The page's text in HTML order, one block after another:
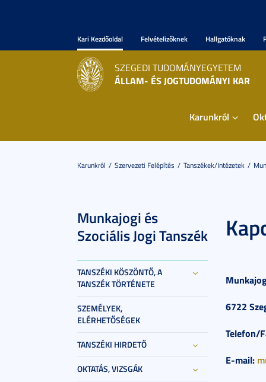
Kari Kezdőoldal Felvételizőknek Hallgatóknak
SZEGEDI TUDOMÁNYEGYETEM
ÁLLAM- ÉS JOGTUDOMÁNYI KAR
Karunkról
Karunkról Szervezeti Felépítés Tanszékek/Intézetek
Munkajogi és
Szociális Jogi Tanszék
TANSZÉKI KÖSZÖNTŐ, A
TANSZÉK TÖRTÉNETE
SZEMÉLYEK,
ELÉRHETŐSÉGEK
TANSZÉKI HIRDETŐ
OKTATÁS, VIZSGÁK
6722
Telefon/
E-mail: